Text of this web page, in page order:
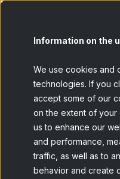
Information on the
We use cookies and
technologies. If you
accept some of our
on the extent of your
us to enhance our
and performance,
traffic, as well as to
behavior and create